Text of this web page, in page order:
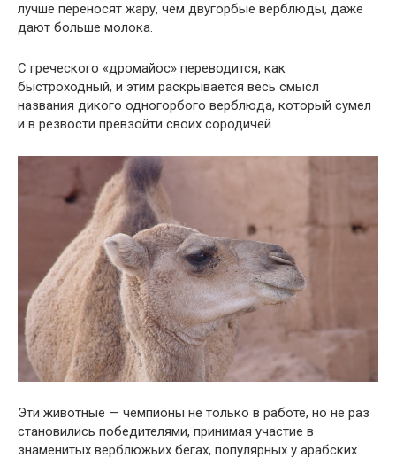
лучше переносят жару, чем двугорбые верблюды, даже
дают больше молока.
С греческого «дромайос» переводится, как
быстроходный, и этим раскрывается весь смысл
названия дикого одногорбого верблюда, который сумел
и в резвости превзойти своих сородичей.
Эти животные — чемпионы не только в работе, но не раз
становились победителями, принимая участие в
знаменитых верблюжьих бегах, популярных у арабских